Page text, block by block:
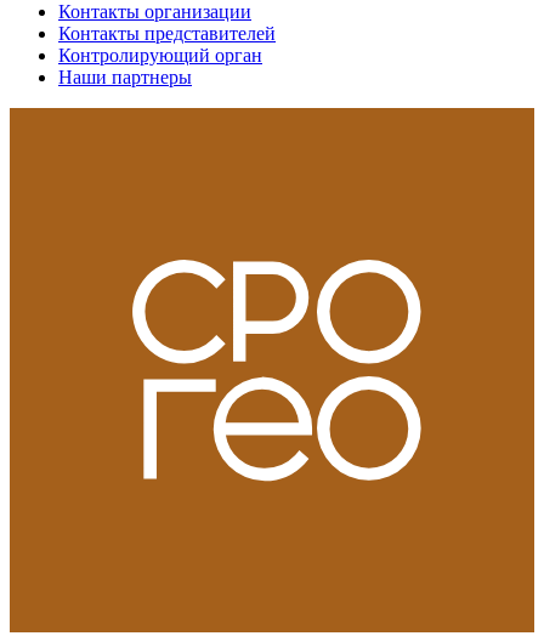
Контакты организации
Контакты представителей
Контролирующий орган
Наши партнеры